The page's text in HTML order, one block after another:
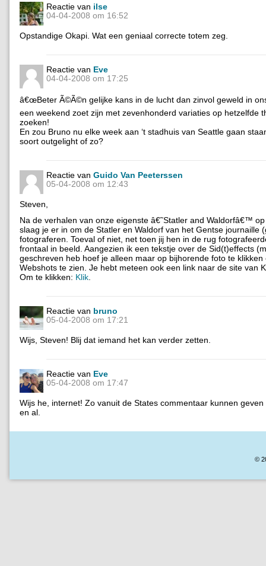
Reactie van ilse
04-04-2008 om 16:52
Opstandige Okapi. Wat een geniaal correcte totem zeg.
Reactie van Eve
04-04-2008 om 17:25
â€œBeter Ã©Ã©n gelijke kans in de lucht dan zinvol geweld in ons
een weekend zoet zijn met zevenhonderd variaties op hetzelfde
zoeken!
En zou Bruno nu elke week aan ‘t stadhuis van Seattle gaan
soort outgelight of zo?
Reactie van Guido Van Peeterssen
05-04-2008 om 12:43
Steven,
Na de verhalen van onze eigenste â€˜Statler and Waldorfâ€™
slaag je er in om de Statler en Waldorf van het Gentse journaille
fotograferen. Toeval of niet, net toen jij hen in de rug
frontaal in beeld. Aangezien ik een tekstje over de Sid(t)effects
geschreven heb hoef je alleen maar op bijhorende foto te klikken
Webshots te zien. Je hebt meteen ook een link naar de site van
Om te klikken: Klik
Reactie van bruno
05-04-2008 om 17:21
Wijs, Steven! Blij dat iemand het kan verder zetten.
Reactie van Eve
05-04-2008 om 17:47
Wijs he, internet! Zo vanuit de States commentaar kunnen
en al.
©